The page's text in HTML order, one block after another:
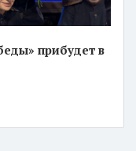
прибудет в